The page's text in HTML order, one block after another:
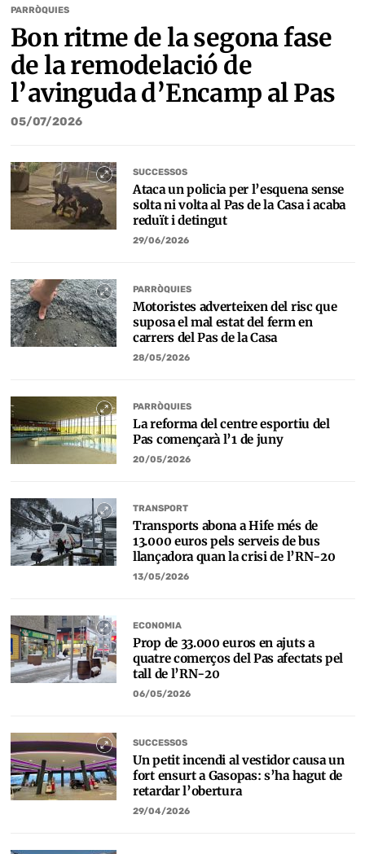
PARRÒQUIES
Bon ritme de la segona fase
de la remodelació de
l’avinguda d’Encamp al Pas
05/07/2026
SUCCESSOS
Ataca un policia per l’esquena sense
solta ni volta al Pas de la Casa i acaba
reduït i detingut
29/06/2026
PARRÒQUIES
Motoristes adverteixen del risc que
suposa el mal estat del ferm en
carrers del Pas de la Casa
28/05/2026
PARRÒQUIES
La reforma del centre esportiu del
Pas començarà l’1 de juny
20/05/2026
TRANSPORT
Transports abona a Hife més de
13.000 euros pels serveis de bus
llançadora quan la crisi de l’RN-20
13/05/2026
ECONOMIA
Prop de 33.000 euros en ajuts a
quatre comerços del Pas afectats pel
tall de l’RN-20
06/05/2026
SUCCESSOS
Un petit incendi al vestidor causa un
fort ensurt a Gasopas: s’ha hagut de
retardar l’obertura
29/04/2026